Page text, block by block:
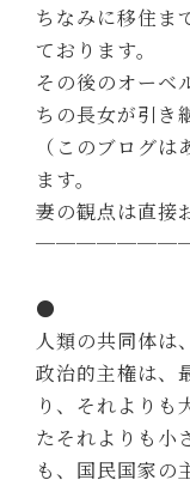
ちなみに移住ま
ております。
その後のオーベ
ちの長女が引き
（このブログ
ます。
妻の観点は直接
●
人類の共同体は
政治的主権は、
り、それよりも
たそれよりも小
も、国民国家の